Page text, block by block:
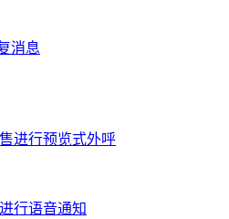
消息
进行预览式外呼
行语音通知